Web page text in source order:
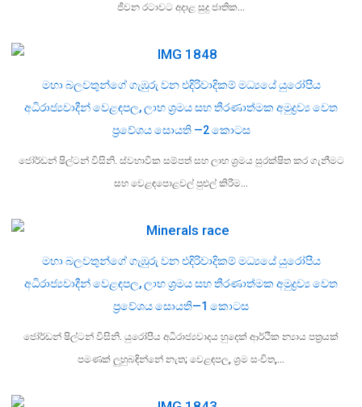
ජීවන රටාවට අදාළ සුදු ජාතික…
මහා බලවතුන්ගේ ගැඹුරු වන එදිරිවාදිකම් මධ්‍යයේ යුරෝපීය
අධිරාජ්‍යවාදීන් වෙළඳපල, ලාභ ශ්‍රමය සහ තීරණාත්මක අමුද්‍රව්‍ය වෙත
ප්‍රවේශය සොයති —2 කොටස
ජෝර්ඩන් ෂිල්ටන් විසිනි. ස්වභාවික සම්පත් සහ ලාභ ශ්‍රමය සුරක්ෂිත කර ගැනීමට
සහ වෙළඳපොළවල් පුළුල් කිරීම…
මහා බලවතුන්ගේ ගැඹුරු වන එදිරිවාදිකම් මධ්‍යයේ යුරෝපීය
අධිරාජ්‍යවාදීන් වෙළඳපල, ලාභ ශ්‍රමය සහ තීරණාත්මක අමුද්‍රව්‍ය වෙත
ප්‍රවේශය සොයති—1 කොටස
ජෝර්ඩන් ෂිල්ටන් විසිනි. යුරෝපීය අධිරාජ්‍යවාදය හුදෙක් ආර්ථික න්‍යාය පත්‍රයක්
පමණක් ලුහුබඳින්නේ නැත; වෙළඳපල, ශ්‍රම සංචිත,…